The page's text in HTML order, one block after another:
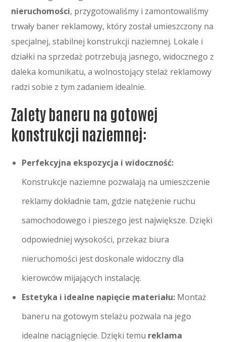
nieruchomości, przygotowaliśmy i zamontowaliśmy
trwały baner reklamowy, który został umieszczony na
specjalnej, stabilnej konstrukcji naziemnej. Lokale i
działki na sprzedaż potrzebują jasnego, widocznego z
daleka komunikatu, a wolnostojący stelaż reklamowy
radzi sobie z tym zadaniem idealnie.
Zalety baneru na gotowej
konstrukcji naziemnej:
Perfekcyjna ekspozycja i widoczność:
Konstrukcje naziemne pozwalają na umieszczenie
reklamy dokładnie tam, gdzie natężenie ruchu
samochodowego i pieszego jest największe. Dzięki
odpowiedniej wysokości, przekaz biura
nieruchomości jest doskonale widoczny dla
kierowców mijających instalację.
Estetyka i idealne napięcie materiału: Montaż
baneru na gotowym stelażu pozwala na jego
idealne naciągnięcie. Dzięki temu reklama